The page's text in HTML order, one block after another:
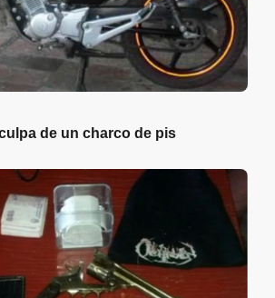
de un charco de pis